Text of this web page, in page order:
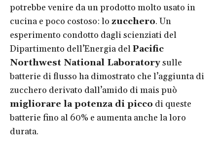
potrebbe venire da un prodotto molto usato in
cucina e poco costoso: lo zucchero. Un
esperimento condotto dagli scienziati del
Dipartimento dell’Energia delPacific
Northwest National Laboratorysulle
batterie di flusso ha dimostrato che l’aggiunta di
zucchero derivato dall’amido di mais può
migliorare la potenza di picco di queste
batterie fino al 60% e aumenta anche la loro
durata.